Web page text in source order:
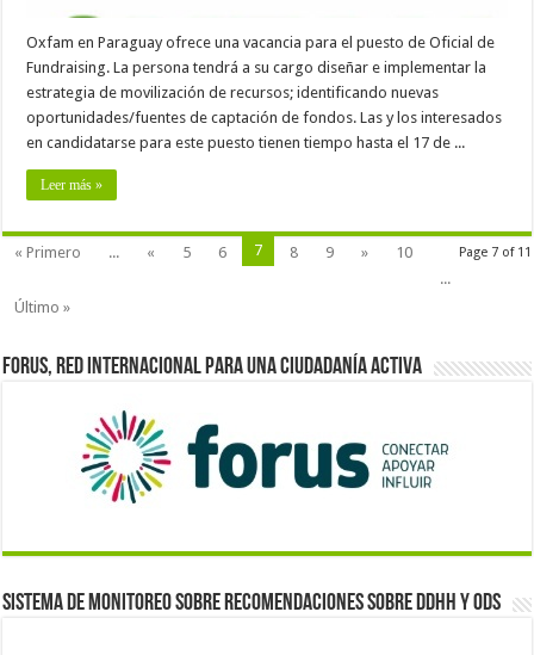
Oxfam en Paraguay ofrece una vacancia para el puesto de Oficial de
Fundraising. La persona tendrá a su cargo diseñar e implementar la
estrategia de movilización de recursos; identificando nuevas
oportunidades/fuentes de captación de fondos. Las y los interesados
en candidatarse para este puesto tienen tiempo hasta el 17 de ...
Leer más »
Page 7 of 11
« Primero ... « 5 6 7 8 9 »
10
...
Último »
Forus, red internacional para una ciudadanía activa
Sistema de monitoreo sobre recomendaciones sobre DDHH y ODS